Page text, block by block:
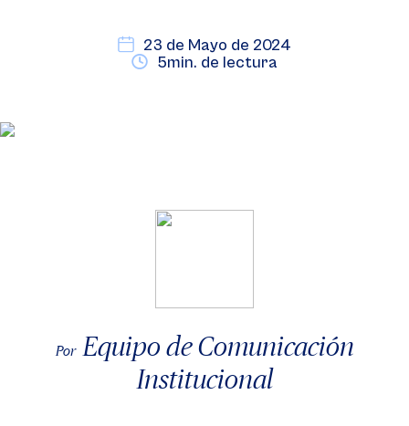
23 de Mayo de 2024
5min. de lectura
Por Equipo de Comunicación
Institucional